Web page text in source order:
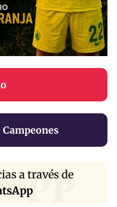
Campeones
a través de